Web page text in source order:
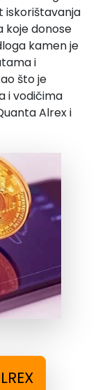
iskorištavanja
koje donose
kamen je
i
što je
i vodičima
Alrex i